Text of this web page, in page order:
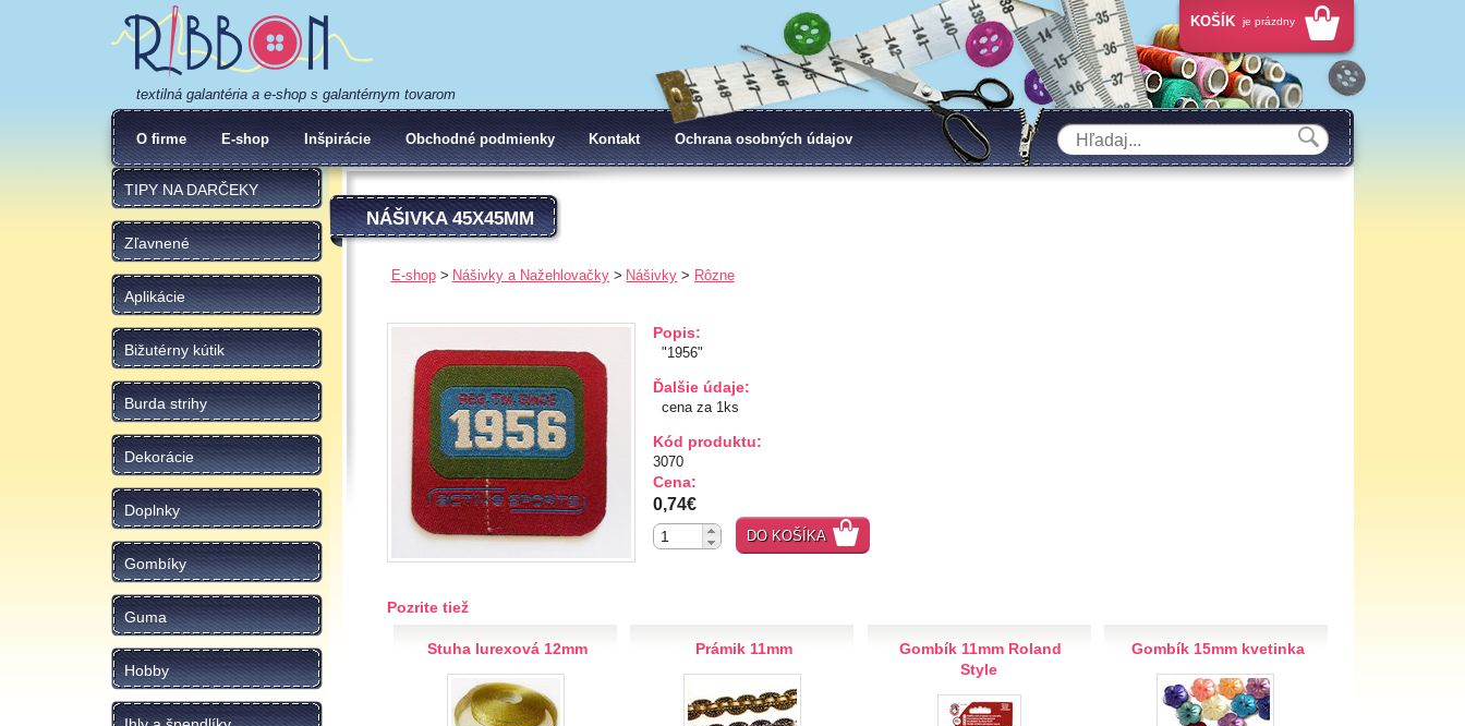
textilná galantéria a e-shop s galantérnym tovarom
KOŠÍK je prázdny
O firme E-shop Inšpirácie Obchodné podmienky Kontakt Ochrana osobných údajov
TIPY NA DARČEKY
Zľavnené
Aplikácie
Bižutérny kútik
Burda strihy
Dekorácie
Doplnky
Gombíky
Guma
Hobby
NÁŠIVKA 45X45MM
E-shop Nášivky a Nažehlovačky Nášivky Rôzne
Popis:
"1956"
Ďalšie údaje:
cena za 1ks
Kód produktu:
3070
Cena:
0,74€
DO KOŠÍKA
Pozrite tiež
Stuha lurexová 12mm Prámik 11mm
Gombík 11mm Roland
Style
Gombík 15mm kvetinka